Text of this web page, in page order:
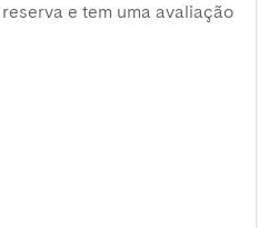
e tem uma avaliação